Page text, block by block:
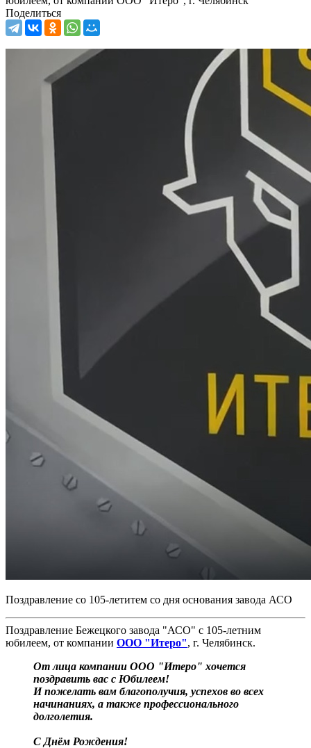
Поделиться
Поздравление со 105-летитем со дня основания завода АСО
Поздравление Бежецкого завода "АСО" с 105-летним
юбилеем, от компании ООО "Итеро", г. Челябинск.
От лица компании ООО "Итеро" хочется
поздравить вас с Юбилеем!
И пожелать вам благополучия, успехов во всех
начинаниях, а также профессионального
долголетия.
С Днём Рождения!